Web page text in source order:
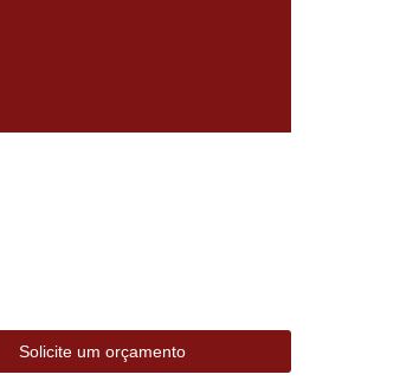
Automático Personalizado
Solicite um orçamento